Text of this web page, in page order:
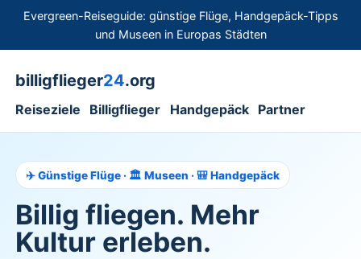
Evergreen-Reiseguide: günstige Flüge, Handgepäck-Tipps
und Museen in Europas Städten
billigflieger24.org
Reiseziele Billigflieger Handgepäck Partner
✈️ Günstige Flüge · 🏛️ Museen · 🎒 Handgepäck
Billig fliegen. Mehr
Kultur erleben.